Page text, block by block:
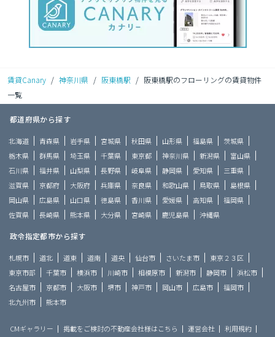
賃貸Canary / 神奈川県 / 阪東橋駅 / 阪東橋駅のフローリングの賃貸物件
一覧
都道府県から探す
北海道 青森県 岩手県 宮城県 秋田県 山形県 福島県
茨城県
栃木県
群馬県 埼玉県 千葉県 東京都 神奈川県 新潟県
富山県
石川県
福井県 山梨県 長野県 岐阜県 静岡県 愛知県
三重県
滋賀県
京都府 大阪府 兵庫県 奈良県 和歌山県 鳥取県
島根県
岡山県
広島県 山口県 徳島県 香川県 愛媛県 高知県
福岡県
佐賀県
長崎県 熊本県 大分県 宮崎県 鹿児島県 沖縄県
政令指定都市から探す
札幌市 道北 道東 道南 道央 仙台市 さいたま市
東京２３区
東京市部
千葉市 横浜市 川崎市 相模原市 新潟市 静岡市
浜松市
名古屋市
京都市 大阪市 堺市 神戸市 岡山市 広島市
福岡市
北九州市
熊本市
CMギャラリー 掲載をご検討の不動産会社様はこちら 運営会社
利用規約